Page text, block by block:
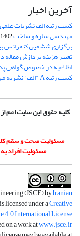
آخرین اخبار
کسب رتبه الف نشریات
مهندسی سازه و ساخت1402-06-17
برگزاری ششمین کنفرانس
تغییر هزینه پردازش
اطلاعیه در خصوص گواهی
کسب رتبه A "الف" نشریه مهندسی سازه و ساخت
کلیه حقوق این سایت اعم
مسئولیت صحت و سقم
مسئولیت افراد
(JSCE) byIranian
is licensed under aCreative
International License
on a work atwww.jsce.ir